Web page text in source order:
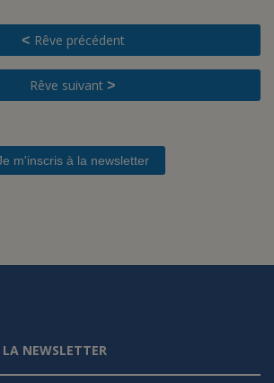
< Rêve précédent
Rêve suivant >
m'inscris à la newsletter
NEWSLETTER